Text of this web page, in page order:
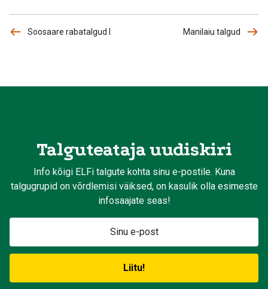
Soosaare rabatalgud I Manilaiu talgud
Talguteataja uudiskiri
Info kõigi ELFi talgute kohta sinu e-postile. Kuna
talgugrupid on võrdlemisi väiksed, on kasulik olla esimeste
infosaajate seas!